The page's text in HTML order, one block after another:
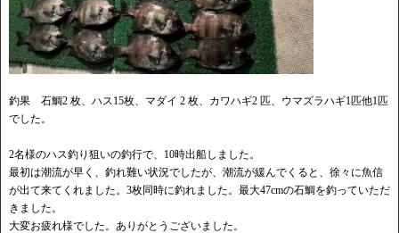
釣果 石鯛2 枚、ハス15枚、マダイ 2 枚、カワハギ2 匹、ウマズラハギ1匹他1匹
でした。
2名様のハス釣り狙いの釣行で、10時出船しました。
最初は潮流が早く、釣れ難い状況でしたが、潮流が緩んでくると、徐々に魚信
が出て来てくれました。3枚同時に釣れました。最大47cmの石鯛を釣っていただ
きました。
大変お疲れ様でした。ありがとうございました。